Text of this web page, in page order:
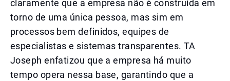
claramente que a empresa não é construída em
torno de uma única pessoa, mas sim em
processos bem definidos, equipes de
especialistas e sistemas transparentes. TA
Joseph enfatizou que a empresa há muito
tempo opera nessa base, garantindo que a